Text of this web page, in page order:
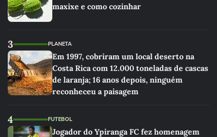
maxixe e como cozinhar
3 PLANETA
Em 1997, cobriram um local deserto na
Costa Rica com 12.000 toneladas de cascas
de laranja; 16 anos depois, ninguém
reconheceu a paisagem
4 FUTEBOL
Jogador do Ypiranga FC fez homenagem